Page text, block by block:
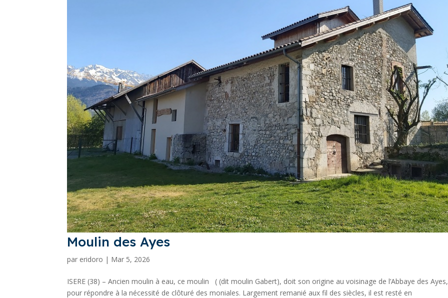
Moulin des Ayes
par eridoro | Mar 5, 2026
ISERE (38) – Ancien moulin à eau, ce moulin ( (dit moulin Gabert), doit son origine au voisinage de l’Abbaye des Ayes,
pour répondre à la nécessité de clôturé des moniales. Largement remanié aux fil des siècles, il est resté en